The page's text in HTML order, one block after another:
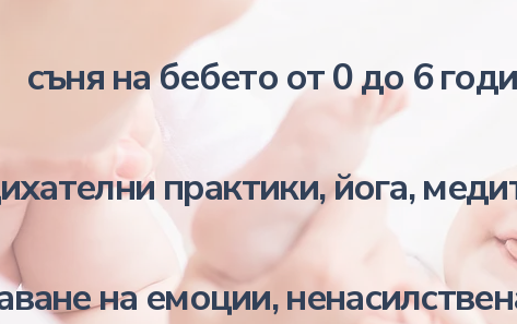
съня на бебето от 0 до 6
практики, йога,
на емоции,